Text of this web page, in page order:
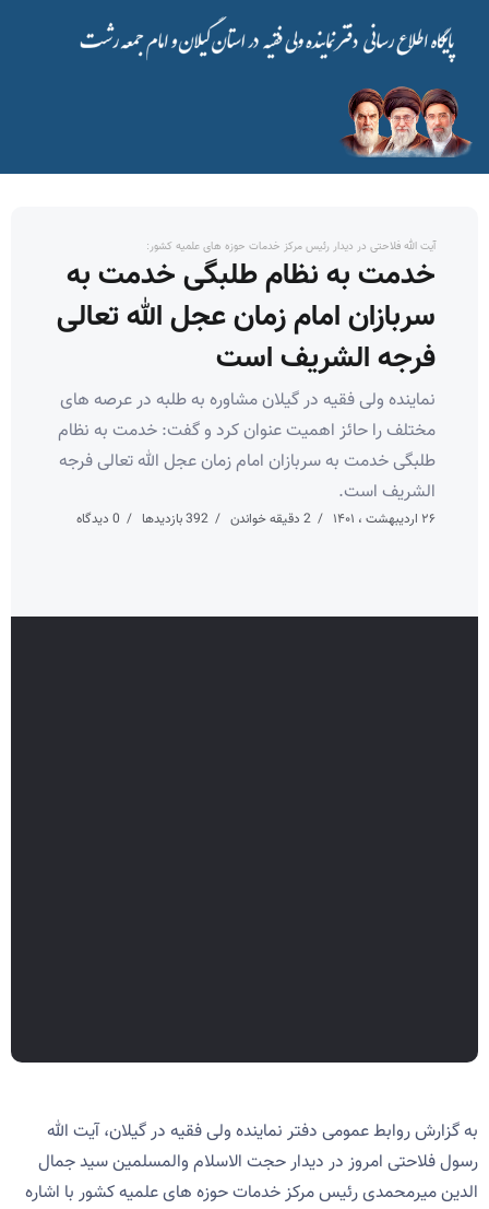
آیت الله فلاحتی در دیدار رئیس مرکز خدمات حوزه های علمیه کشور:
خدمت به نظام طلبگی خدمت به
سربازان امام زمان عجل الله تعالی
فرجه الشریف است
نماینده ولی فقیه در گیلان مشاوره به طلبه در عرصه های
مختلف را حائز اهمیت عنوان کرد و گفت: خدمت به نظام
طلبگی خدمت به سربازان امام زمان عجل الله تعالی فرجه
الشریف است.
۲۶ اردیبهشت ، ۱۴۰۱ 2 دقیقه خواندن 392 بازدیدها 0 دیدگاه
به گزارش روابط عمومی دفتر نماینده ولی فقیه در گیلان، آیت الله
رسول فلاحتی امروز در دیدار حجت الاسلام والمسلمین سید جمال
الدین میرمحمدی رئیس مرکز خدمات حوزه های علمیه کشور با اشاره